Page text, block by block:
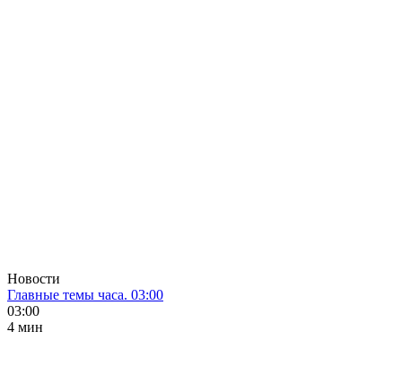
Новости
Главные темы часа. 03:00
03:00
4 мин